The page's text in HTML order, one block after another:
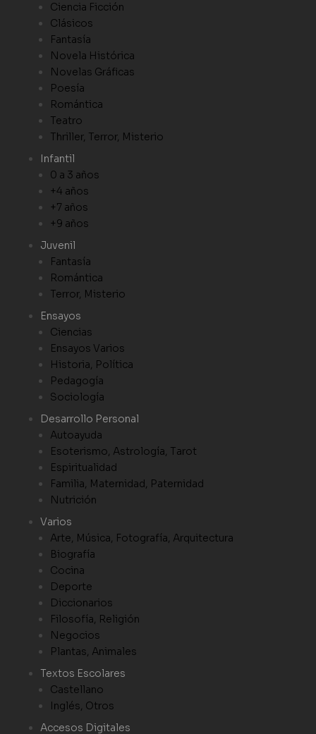
Ciencia Ficción
Clásicos
Fantasía
Novela Histórica
Novelas Gráficas
Poesía
Romántica
Teatro
Thriller, Terror, Misterio
Infantil
0 a 3 años
+4 años
+7 años
+9 años
Juvenil
Fantasía
Romántica
Terror, Misterio
Ensayos
Ciencias
Ensayos Varios
Historia, Política
Pedagogía
Sociología
Desarrollo Personal
Autoayuda
Esoterismo, Astrología, Tarot
Espiritualidad
Familia, Maternidad, Paternidad
Nutrición
Varios
Arte, Música, Fotografía, Arquitectura
Biografía
Cocina
Deporte
Diccionarios
Filosofía, Religión
Negocios
Plantas, Animales
Textos Escolares
Castellano
Inglés, Otros
Accesos Digitales